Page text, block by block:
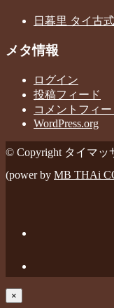
日暮里 タイ古
メタ情報
ログイン
投稿フィード
コメントフィー
WordPress.org
© Copyright タイマッ
(power by MB THAi
×